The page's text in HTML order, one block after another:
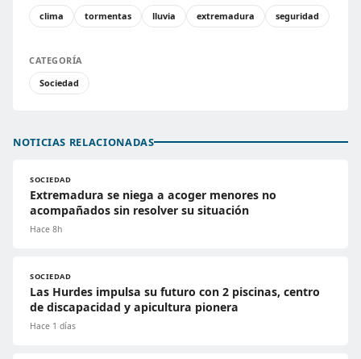
clima
tormentas lluvia extremadura seguridad
CATEGORÍA
Sociedad
NOTICIAS RELACIONADAS
SOCIEDAD
Extremadura se niega a acoger menores no
acompañados sin resolver su situación
Hace 8h
SOCIEDAD
Las Hurdes impulsa su futuro con 2 piscinas, centro
de discapacidad y apicultura pionera
Hace 1 días